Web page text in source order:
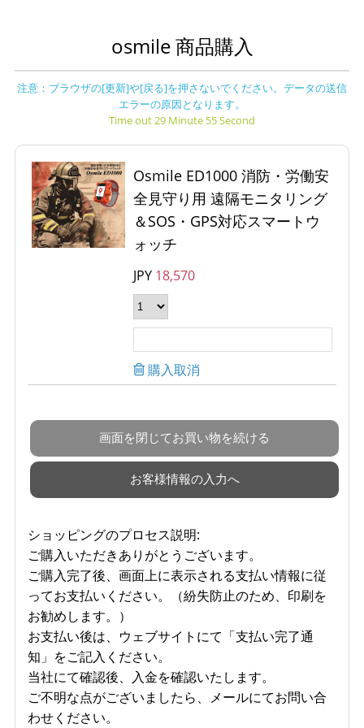
osmile 商品購入
注意：ブラウザの[更新]や[戻る]を押さないでください。データの送信
エラーの原因となります。
Time out 29 Minute 55 Second
Osmile ED1000 消防・労働安
全見守り用 遠隔モニタリング
＆SOS・GPS対応スマートウ
ォッチ
JPY 18,570
購入取消
ショッピングのプロセス説明:
ご購入いただきありがとうございます。
ご購入完了後、画面上に表示される支払い情報に従
ってお支払いください。（紛失防止のため、印刷を
お勧めします。）
お支払い後は、ウェブサイトにて「支払い完了通
知」をご記入ください。
当社にて確認後、入金を確認いたします。
ご不明な点がございましたら、メールにてお問い合
わせください。